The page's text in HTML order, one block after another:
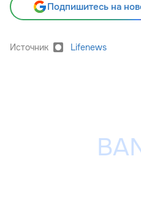
Подпишитесь на
Источник Lifenews